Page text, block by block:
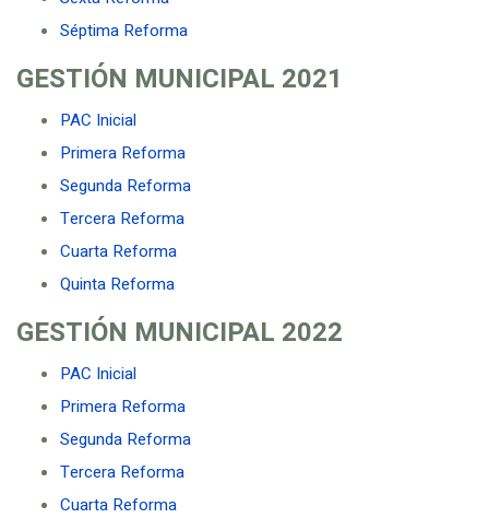
Séptima Reforma
GESTIÓN MUNICIPAL 2021
PAC Inicial
Primera Reforma
Segunda Reforma
Tercera Reforma
Cuarta Reforma
Quinta Reforma
GESTIÓN MUNICIPAL 2022
PAC Inicial
Primera Reforma
Segunda Reforma
Tercera Reforma
Cuarta Reforma